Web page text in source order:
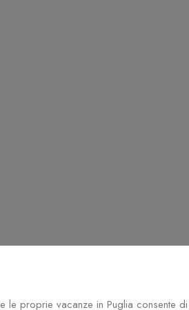
le proprie vacanze in Puglia consente